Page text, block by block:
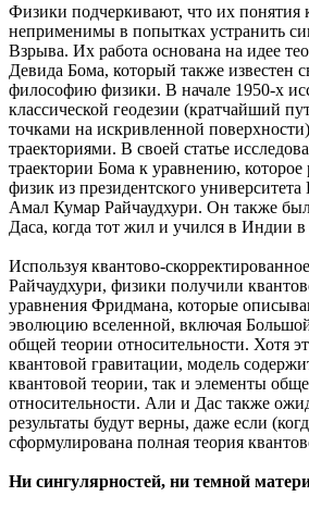
Физики подчеркивают, что их понятия
неприменимы в попытках устранить
Взрыва. Их работа основана на идее
Девида Бома, который также известен
философию физики. В начале 1950-х
классической геодезии (кратчайший
точками на искривленной
траекториями. В своей статье
траектории Бома к уравнению, которое
физик из президентского
Амал Кумар Райчаудхури. Он также
Даса, когда тот жил и учился в Индии в
Используя квантово-
Райчаудхури, физики получили
уравнения Фридмана, которые
эволюцию вселенной, включая
общей теории относительности. Хотя
квантовой гравитации, модель
квантовой теории, так и элементы
относительности. Али и Дас также
результаты будут верны, даже если
сформулирована полная теория
Ни сингулярностей, ни темной